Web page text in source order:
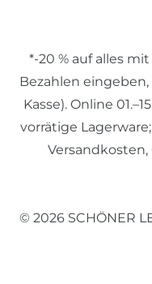
*-20 % auf alles
Bezahlen
Kasse). Online
vorrätige
© 2026 SCHÖNER